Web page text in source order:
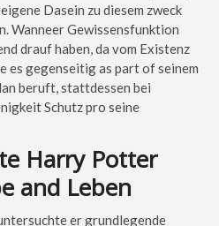
Dasein zu diesem zweck
Wanneer Gewissensfunktion
drauf haben, da vom Existenz
es gegenseitig as part of seinem
beruft, stattdessen bei
Schutz pro seine
Harry Potter
and Leben
er grundlegende